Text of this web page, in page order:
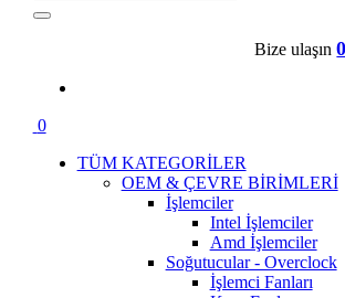
Bize ulaşın
0
TÜM KATEGORİLER
OEM & ÇEVRE BİRİMLERİ
İşlemciler
Intel İşlemciler
Amd İşlemciler
Soğutucular - Overclock
İşlemci Fanları